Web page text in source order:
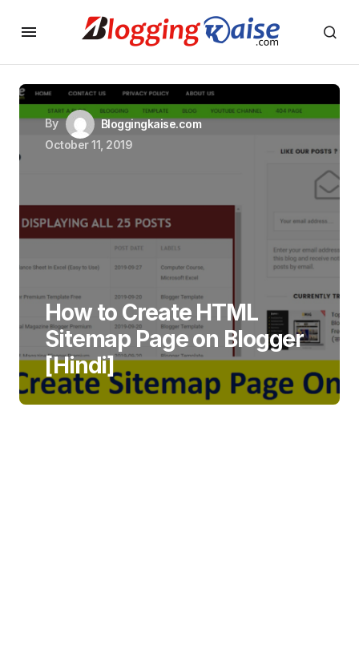
By
Bloggingkaise.com
October 11, 2019
How to Create HTML
Sitemap Page on Blogger
[Hindi]